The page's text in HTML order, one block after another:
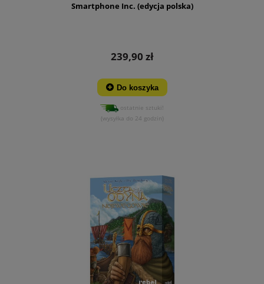
Smartphone Inc. (edycja polska)
239,90 zł
Do koszyka
ostatnie sztuki!
(wysyłka do 24 godzin)